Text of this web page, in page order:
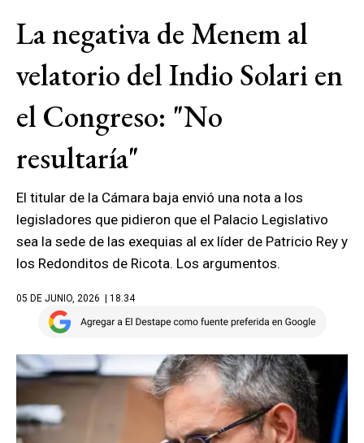
La negativa de Menem al
velatorio del Indio Solari en
el Congreso: "No
resultaría"
El titular de la Cámara baja envió una nota a los
legisladores que pidieron que el Palacio Legislativo
sea la sede de las exequias al ex líder de Patricio Rey y
los Redonditos de Ricota. Los argumentos.
05 DE JUNIO, 2026 | 18.34